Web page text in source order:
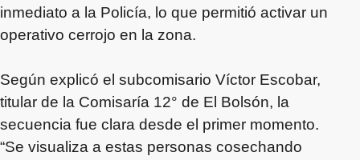
inmediato a la Policía, lo que permitió activar un
operativo cerrojo en la zona.
Según explicó el subcomisario Víctor Escobar,
titular de la Comisaría 12° de El Bolsón, la
secuencia fue clara desde el primer momento.
“Se visualiza a estas personas cosechando